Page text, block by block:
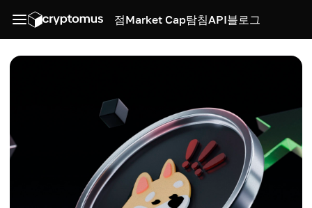
점Market Cap탐침API블로그